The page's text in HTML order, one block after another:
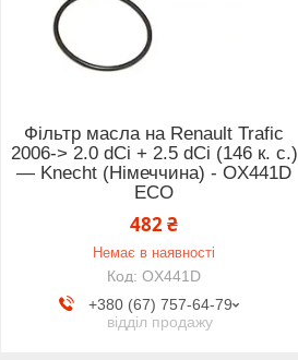
Фільтр масла на Renault Trafic
2006-> 2.0 dCi + 2.5 dCi (146 к. с.)
— Knecht (Німеччина) - OX441D
ECO
482 ₴
Немає в наявності
OX441D
+380 (67) 757-64-79
відділ продажу